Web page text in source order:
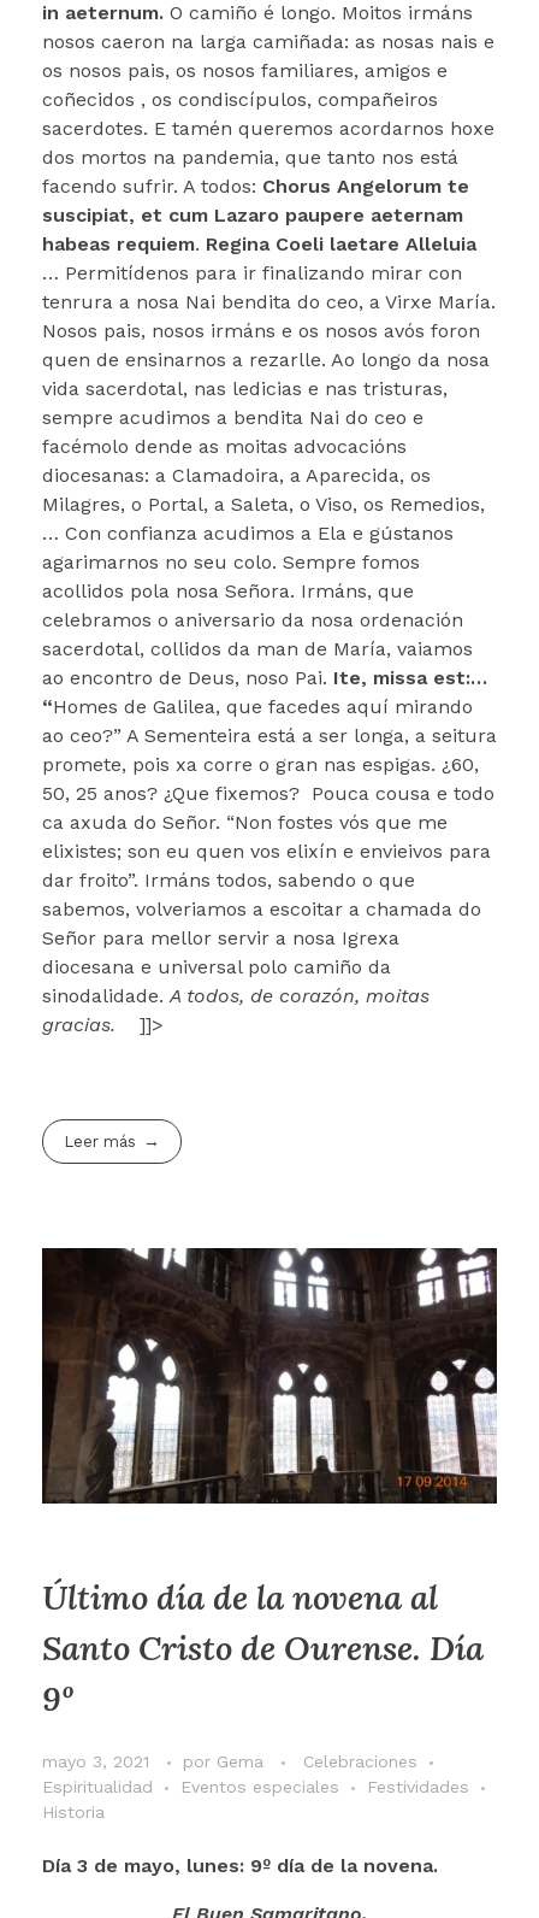
in aeternum. O camiño é longo. Moitos irmáns
nosos caeron na larga camiñada: as nosas nais e
os nosos pais, os nosos familiares, amigos e
coñecidos , os condiscípulos, compañeiros
sacerdotes. E tamén queremos acordarnos hoxe
dos mortos na pandemia, que tanto nos está
facendo sufrir. A todos: Chorus Angelorum te
suscipiat, et cum Lazaro paupere aeternam
habeas requiem. Regina Coeli laetare Alleluia
… Permitídenos para ir finalizando mirar con
tenrura a nosa Nai bendita do ceo, a Virxe María.
Nosos pais, nosos irmáns e os nosos avós foron
quen de ensinarnos a rezarlle. Ao longo da nosa
vida sacerdotal, nas ledicias e nas tristuras,
sempre acudimos a bendita Nai do ceo e
facémolo dende as moitas advocacións
diocesanas: a Clamadoira, a Aparecida, os
Milagres, o Portal, a Saleta, o Viso, os Remedios,
… Con confianza acudimos a Ela e gústanos
agarimarnos no seu colo. Sempre fomos
acollidos pola nosa Señora. Irmáns, que
celebramos o aniversario da nosa ordenación
sacerdotal, collidos da man de María, vaiamos
ao encontro de Deus, noso Pai. Ite, missa est:…
“Homes de Galilea, que facedes aquí mirando
ao ceo?” A Sementeira está a ser longa, a seitura
promete, pois xa corre o gran nas espigas. ¿60,
50, 25 anos? ¿Que fixemos? Pouca cousa e todo
ca axuda do Señor. “Non fostes vós que me
elixistes; son eu quen vos elixín e envieivos para
dar froito”. Irmáns todos, sabendo o que
sabemos, volveriamos a escoitar a chamada do
Señor para mellor servir a nosa Igrexa
diocesana e universal polo camiño da
sinodalidade.A todos, de corazón, moitas
gracias. ]]>
Leer más
Último día de la novena al
Santo Cristo de Ourense. Día
9º
mayo 3, 2021 por Gema
Celebraciones
Espiritualidad
Eventos especiales
Festividades
Historia
Día 3 de mayo, lunes: 9º día de la novena.